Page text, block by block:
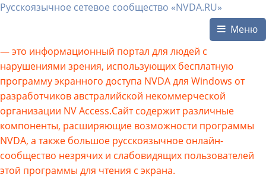
Русскоязычное сетевое сообщество «NVDA.RU»
Меню
— это информационный портал для людей с
нарушениями зрения, использующих бесплатную
программу экранного доступа NVDA для Windows от
разработчиков австралийской некоммерческой
организации NV Access.Сайт содержит различные
компоненты, расширяющие возможности программы
NVDA, а также большое русскоязычное онлайн-
сообщество незрячих и слабовидящих пользователей
этой программы для чтения с экрана.